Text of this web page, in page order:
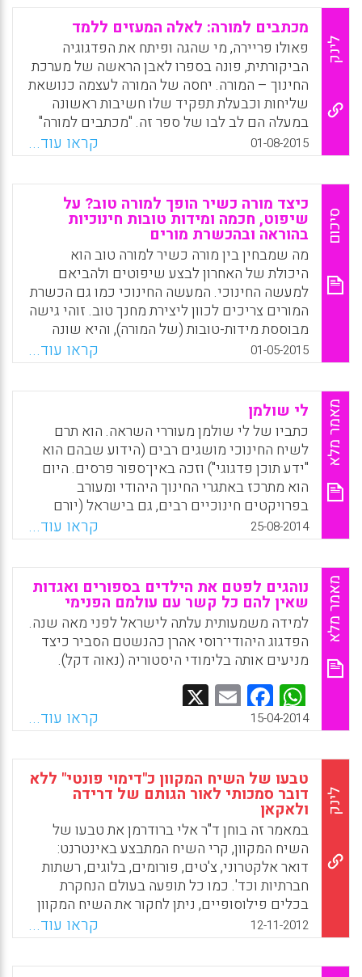
WhatsApp
Facebook
Email
X
לינק
מכתבים למורה: לאלה המעזים ללמד
פאולו פריירה, מי שהגה ופיתח את הפדגוגיה
הביקורתית, פונה בספרו לאבן הראשה של מערכת
החינוך – המורה. יחסה של המורה לעצמה כנושאת
שליחות וכבעלת תפקיד שלו חשיבות ראשונה
במעלה הם לב לבו של ספר זה. "מכתבים למורה"
הוא קריאה למורה לחרוג ממעמדה המדוכא וחסר
הכבוד ולהפוך את הקערה על פיה – להעז לקרוא
ולהיאבק למען חברה טובה וצודקת יותר. חברה זו
מתחילה במפגש בין אדם לאדם, מפגש שיש בו
אמון, תקווה ותעוזה לחלום על שינוי, מפגש
דיאלוגי ומחנך, מפגש של תלמיד ומורה. ספר זה
הוא חובה לכל אשת חינוך, לכל מורה ולכל מי
שרואה את עצמו בעל שליחות חינוכית בחברה
הישראלית. תפיסתו של פריירה מרחיבה את
האופקים ומספקת כלים רבים למפגש הדיאלוגי
והמהפכני בין המורה לתלמידה. רעיונותיו מהווים
השראה למעשה החינוכי ומחדדים את הצורך
העצום שלנו ושל חברתנו במחנכים (פאולו
WhatsApp
Facebook
Email
X
01-08-2015 קראו עוד...
סיכום
כיצד מורה כשיר הופך למורה טוב? על
שיפוט, חכמה ומידות טובות חינוכיות
בהוראה ובהכשרת מורים
מה שמבחין בין מורה כשיר למורה טוב הוא
היכולת של האחרון לבצע שיפוטים ולהביאם
למעשה החינוכי. המעשה החינוכי כמו גם הכשרת
המורים צריכים לכוון ליצירת מחנך טוב. זוהי גישה
מבוססת מידות-טובות (של המורה), והיא שונה
מגישה המדגישה כשירויות או הנשענת על ראיות
ונתונים מנותקים ממיהות המורה. הכשרה
ראשונית של מורים משחקת תפקיד חשוב
בפיתוח מידות טובות של מחנכים, והיא מזמנת
לפתחם של מורים חדשים אפשרויות להוסיף
ולגדול בחכמה החינוכית, שבמסגרתה, השאלה מה
רצוי מבחינה חינוכית, תוסיף ותהיה שאלה מרכזית
גם בהמשך (Gert J. J. Biesta).
WhatsApp
Facebook
Email
X
01-05-2015 קראו עוד...
מאמר מלא לי שולמן
כתביו של לי שולמן מעוררי השראה. הוא תרם
לשיח החינוכי מושגים רבים (הידוע שבהם הוא
"ידע תוכן פדגוגי") וזכה באין־ספור פרסים. היום
הוא מתרכז באתגרי החינוך היהודי ומעורב
בפרויקטים חינוכיים רבים, גם בישראל (יורם
הרפז).
WhatsApp
Facebook
Email
X
25-08-2014 קראו עוד...
מאמר מלא נוהגים לפטם את הילדים בספורים ואגדות
שאין להם כל קשר עם עולמם הפנימי
למידה משמעותית עלתה לישראל לפני מאה שנה.
הפדגוג היהודי־רוסי אהרן כהנשטם הסביר כיצד
מניעים אותה בלימודי היסטוריה (נאוה דקל).
WhatsApp
Facebook
Email
15-04-2014 קראו עוד...
לינק
טבעו של השיח המקוון כ"דימוי פונטי" ללא
דובר סמכותי לאור הגותם של דרידה
ולאקאן
במאמר זה בוחן ד"ר אלי ברודרמן את טבעו של
השיח המקוון, קרי השיח המתבצע באינטרנט:
דואר אלקטרוני, צ'טים, פורומים, בלוגים, רשתות
חברתיות וכד'. כמו כל תופעה בעולם הנחקרת
בכלים פילוסופיים, ניתן לחקור את השיח המקוון
באמצעות תאוריות וכיווני הגות מגוונים. ד"ר
ברודרמן מנסה במאמר לנתח את השיח המקוון
באמצעות כלי החשיבה והניתוח הפוסט
12-11-2012 קראו עוד...